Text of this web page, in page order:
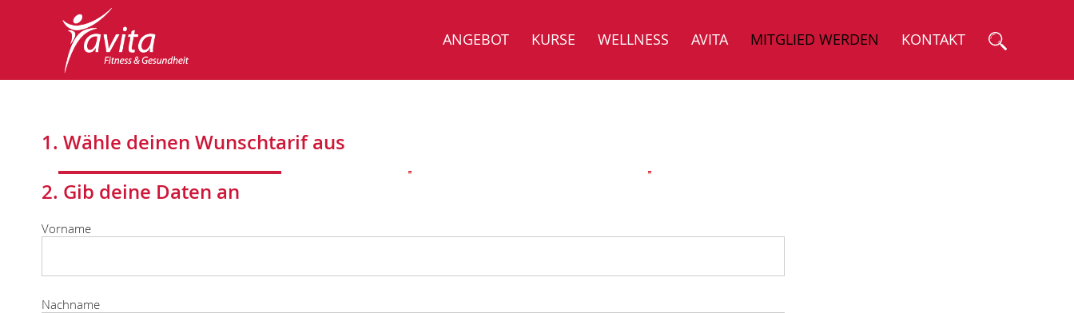
ANGEBOT KURSE WELLNESS AVITA MITGLIED WERDEN KONTAKT
1. Wähle deinen Wunschtarif aus
2. Gib deine Daten an
Vorname
Nachname